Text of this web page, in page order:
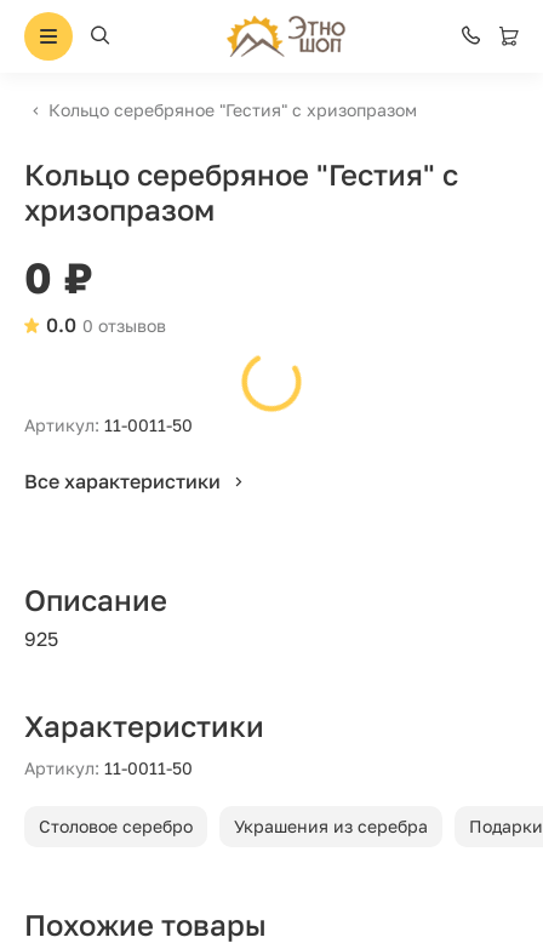
Кольцо серебряное "Гестия" с хризопразом
Кольцо серебряное "Гестия" с
хризопразом
0 ₽
0 отзывов
0.0
Артикул: 11-0011-50
Все характеристики
Описание
925
Характеристики
Артикул: 11-0011-50
Столовое серебро Украшения из серебра
Похожие товары